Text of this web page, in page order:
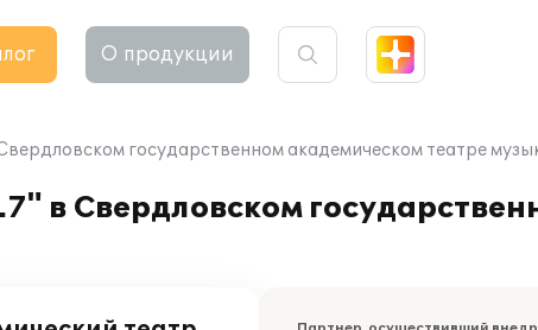
О продукции
государственном академическом театре
в Свердловском